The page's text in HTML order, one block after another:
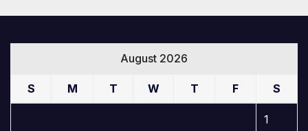
August 2026
S M T W T F S
1